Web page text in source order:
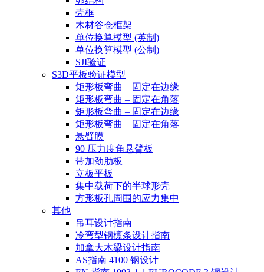
壳框
木材谷仓框架
单位换算模型 (英制)
单位换算模型 (公制)
SJI验证
S3D平板验证模型
矩形板弯曲 – 固定在边缘
矩形板弯曲 – 固定在角落
矩形板弯曲 – 固定在边缘
矩形板弯曲 – 固定在角落
悬臂膜
90 压力度角悬臂板
带加劲肋板
立板平板
集中载荷下的半球形壳
方形板孔周围的应力集中
其他
吊耳设计指南
冷弯型钢檩条设计指南
加拿大木梁设计指南
AS指南 4100 钢设计